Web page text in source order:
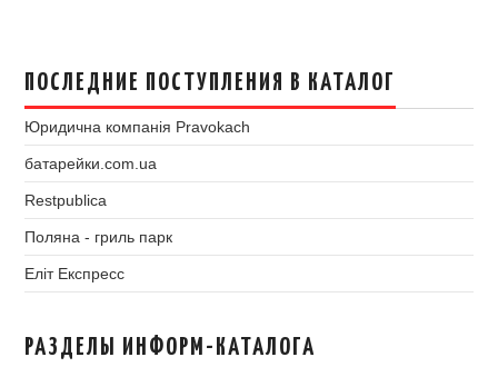
ПОСЛЕДНИЕ ПОСТУПЛЕНИЯ В КАТАЛОГ
Юридична компанія Pravokach
батарейки.com.ua
Restpublica
Поляна - гриль парк
Еліт Експресс
РАЗДЕЛЫ ИНФОРМ-КАТАЛОГА